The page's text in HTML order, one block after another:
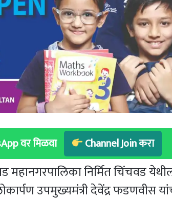
वर मिळवा Channel Join करा
महानगरपालिका निर्मित चिंचवड
उपमुख्यमंत्री देवेंद्र फडणवीस